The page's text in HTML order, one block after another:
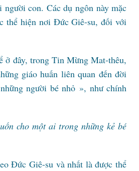
con. Các dụ ngôn này mặc
thể hiện nơi Đức Giê-su, đối với
ở đây, trong Tin Mừng Mat-thêu,
giáo huấn liên quan đến đời
người bé nhỏ », như chính
cho một ai trong những kẻ bé
Đức Giê-su và nhất là được thể